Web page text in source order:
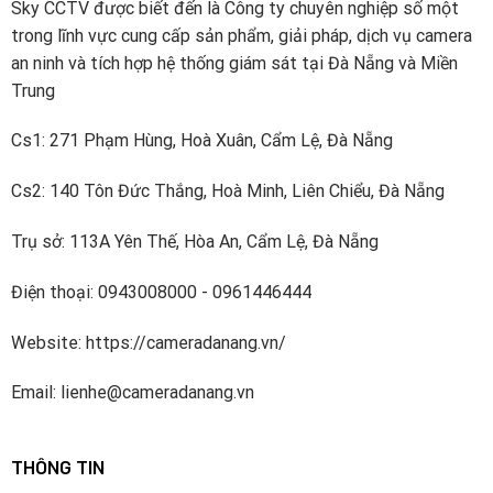
thời gian thực. Kể từ đó, công ty đã tiếp tục đầu tư
xây dựng các khả năng R & D mạnh mẽ cho công nghệ
mới và đổi mới.
Dahua đã đầu tư khoảng 10% doanh thu bán hàng hàng
nghiên cứu – Viện công nghệ tiên tiến, Viện dữ liệu lớn,
cấp cao làm việc về các công nghệ tiên tiến trong AI,
phần mềm và các công nghệ khác. Dahua đã đăng ký
ninh hàng đầu thế giới được xếp hạng bởi A&S
Sky CCTV được biết đến là Công ty chuyên nghiệp số một
trong lĩnh vực cung cấp sản phẩm, giải pháp, dịch vụ camera
an ninh và tích hợp hệ thống giám sát tại Đà Nẵng và Miền
Trung
Cs1: 271 Phạm Hùng, Hoà Xuân, Cẩm Lệ, Đà Nẵng
Cs2: 140 Tôn Đức Thắng, Hoà Minh, Liên Chiểu, Đà Nẵng
Trụ sở: 113A Yên Thế, Hòa An, Cẩm Lệ, Đà Nẵng
Điện thoại: 0943008000 - 0961446444
Website: https://cameradanang.vn/
Email: lienhe@cameradanang.vn
THÔNG TIN